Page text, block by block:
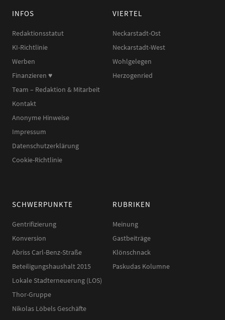
INFOS
Redaktionsstatut
KI-Richtlinie
Werben
Finanzieren ♥︎
Team – Redaktion & Mitarbeit
Kontakt
Anonyme Hinweise
Impressum
Datenschutzerklärung
Cookie-Richtlinie
VIERTEL
Neckarstadt-Ost
Neckarstadt-West
Wohlgelegen
Herzogenried
SCHWERPUNKTE
Gentrifizierung
Konversion
Abriss Carl-Benz-Straße
Beteiligungshaushalt 2015
Lokale Stadterneuerung (LOS)
Thor-Gruppe
Nikolas Löbels Geschäfte
RUBRIKEN
Meinung
Gastbeiträge
Klönschnack
Paskudas Kolumne